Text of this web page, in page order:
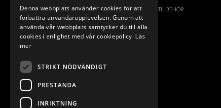
ELSYSTEM
TILLBEHÖR
CONTAINERLÖSNINGAR
VERKSTADSLÖSNINGAR
FLEET MANAGEMENT
SERVICE CENTERS
ELSYSTEM OCH TILLBEHÖR
Denna webbplats använder cookies för att
förbättra användarupplevelsen. Genom att
använda vår webbplats samtycker du till alla
cookies i enlighet med vår cookiepolicy. Läs
mer
STRIKT NÖDVÄNDIGT
PRESTANDA
INRIKTNING